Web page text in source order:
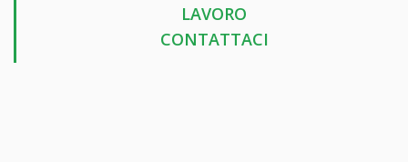
LAVORO
CONTATTACI